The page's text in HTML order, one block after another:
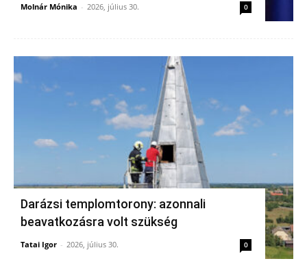
Molnár Mónika - 2026, július 30. 0
Darázsi templomtorony: azonnali
beavatkozásra volt szükség
Tatai Igor - 2026, július 30. 0